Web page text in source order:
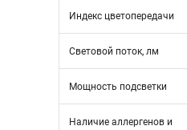
Индекс цветопередачи
Световой поток, лм
Мощность подсветки
Наличие аллергенов и